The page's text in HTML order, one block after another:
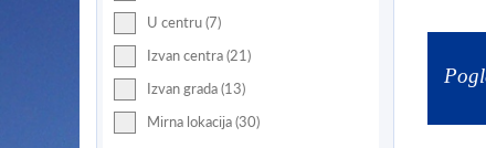
U centru (7)
Izvan centra (21)
Izvan grada (13)
Mirna lokacija (30)